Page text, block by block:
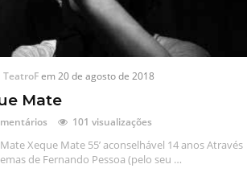
TeatroFem20 de agosto de 2018
Mate
101 visualizações
Xeque Mate 55’ aconselhável 14 anos Através
de Fernando Pessoa (pelo seu …